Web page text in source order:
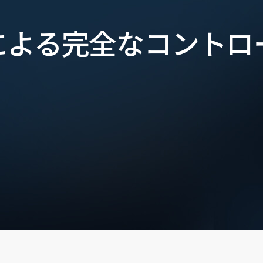
る完全なコント